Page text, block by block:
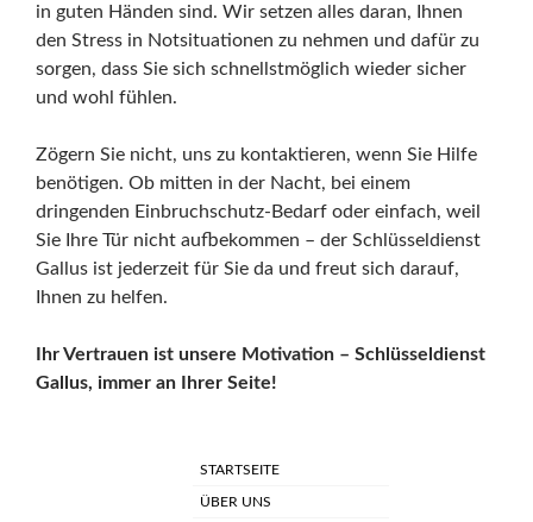
in guten Händen sind. Wir setzen alles daran, Ihnen
den Stress in Notsituationen zu nehmen und dafür zu
sorgen, dass Sie sich schnellstmöglich wieder sicher
und wohl fühlen.
Zögern Sie nicht, uns zu kontaktieren, wenn Sie Hilfe
benötigen. Ob mitten in der Nacht, bei einem
dringenden Einbruchschutz-Bedarf oder einfach, weil
Sie Ihre Tür nicht aufbekommen – der Schlüsseldienst
Gallus ist jederzeit für Sie da und freut sich darauf,
Ihnen zu helfen.
Ihr Vertrauen ist unsere Motivation – Schlüsseldienst
Gallus, immer an Ihrer Seite!
STARTSEITE
ÜBER UNS